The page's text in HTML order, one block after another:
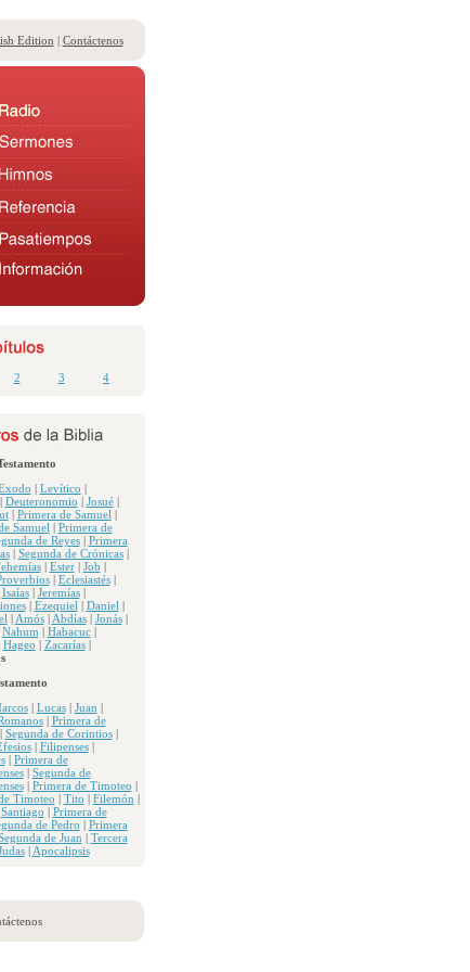
Edition | Contáctenos
2 3 4
| Levítico |
Deuteronomio | Josué|
| Primera de Samuel |
Samuel | Primera de
de Reyes| Primera
| Segunda de Crónicas|
| Ester| Job |
| Eclesiastés|
Isaías| Jeremías|
| Ezequiel | Daniel |
| Amós| Abdías| Jonás|
Nahum | Habacuc|
Hageo | Zacarías|
| Lucas| Juan |
| Primera de
Segunda de Corintios|
| Filipenses|
| Primera de
| Segunda de
| Primera de Timoteo |
Timoteo | Tito | Filemón |
Santiago | Primera de
de Pedro | Primera
de Juan | Tercera
| Apocalipsis